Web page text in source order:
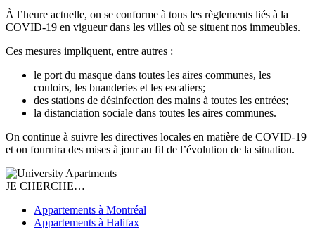
À l’heure actuelle, on se conforme à tous les règlements liés à la
COVID-19 en vigueur dans les villes où se situent nos immeubles.
Ces mesures impliquent, entre autres :
le port du masque dans toutes les aires communes, les
couloirs, les buanderies et les escaliers;
des stations de désinfection des mains à toutes les entrées;
la distanciation sociale dans toutes les aires communes.
On continue à suivre les directives locales en matière de COVID-19
et on fournira des mises à jour au fil de l’évolution de la situation.
JE CHERCHE…
Appartements à Montréal
Appartements à Halifax